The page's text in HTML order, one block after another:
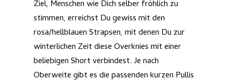
Ziel, Menschen wie Dich selber fröhlich zu
stimmen, erreichst Du gewiss mit den
rosa/hellblauen Strapsen, mit denen Du zur
winterlichen Zeit diese Overknies mit einer
beliebigen Short verbindest. Je nach
Oberweite gibt es die passenden kurzen Pullis